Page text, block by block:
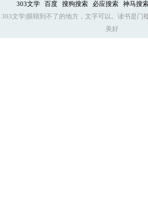
303文学 百度 搜狗搜索 必应搜索 神马搜
303文学|眼睛到不了的地方，文字可以。读书是门
美好